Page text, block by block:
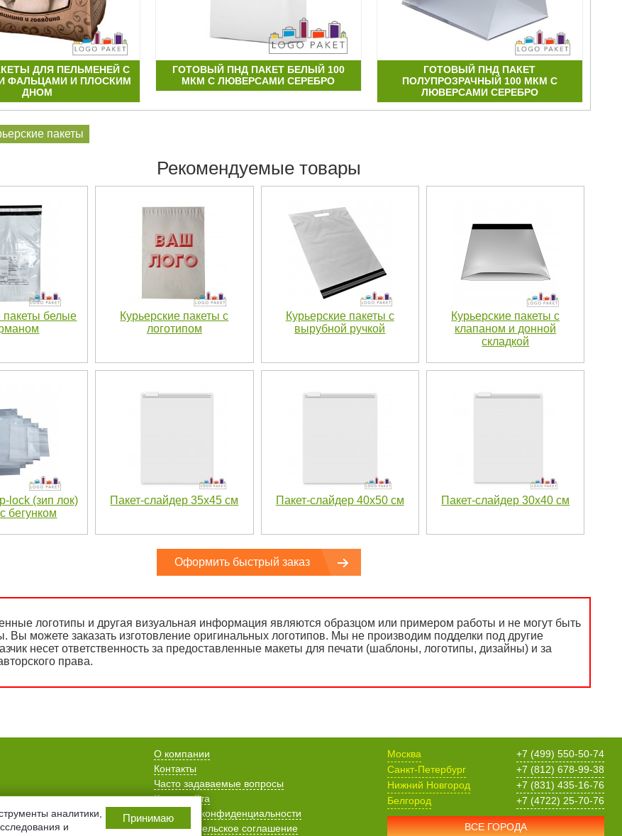
ДЛЯ ПЕЛЬМЕНЕЙ С
ФАЛЬЦАМИ И ПЛОСКИМ
ДНОМ
ГОТОВЫЙ ПНД ПАКЕТ БЕЛЫЙ 100
МКМ С ЛЮВЕРСАМИ СЕРЕБРО
ГОТОВЫЙ ПНД ПАКЕТ
ПОЛУПРОЗРАЧНЫЙ 100 МКМ С
ЛЮВЕРСАМИ СЕРЕБРО
пакеты
Рекомендуемые товары
пакеты белые
Курьерские пакеты с
логотипом
Курьерские пакеты с
вырубной ручкой
Курьерские пакеты с
клапаном и донной
складкой
lock (зип лок)
бегунком
Пакет-слайдер 35х45 см Пакет-слайдер 40х50 см Пакет-слайдер 30х40 см
Оформить быстрый заказ
логотипы и другая визуальная информация являются образцом или примером работы и не могут быть
Вы можете заказать изготовление оригинальных логотипов. Мы не производим подделки под другие
несет ответственность за предоставленные макеты для печати (шаблоны, логотипы, дизайны) и за
права.
О компании
Контакты
Часто задаваемые вопросы
Карта сайта
Политика конфиденциальности
Пользовательское соглашение
Москва
+7 (499) 550-50-74
Санкт-Петербург
+7 (812) 678-99-38
Нижний Новгород
+7 (831) 435-16-76
Белгород
+7 (4722) 25-70-76
ВСЕ ГОРОДА
аналитики,
и
Принимаю